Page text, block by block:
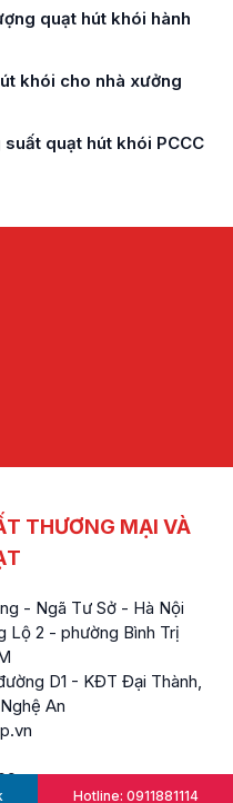
quạt hút khói hành
khói cho nhà xưởng
quạt hút khói PCCC
THƯƠNG MẠI VÀ
- Ngã Tư Sở - Hà Nội
Lộ 2 - phường Bình Trị
D1 - KĐT Đại Thành,
An
Hotline: 0911881114